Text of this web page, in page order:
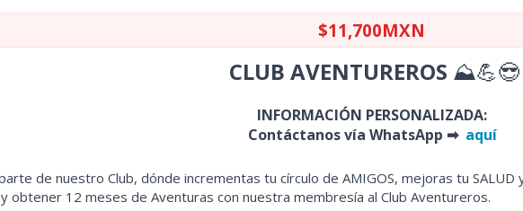
$11,700MXN
CLUB AVENTUREROS ⛰💪😎
INFORMACIÓN PERSONALIZADA:
Contáctanos vía WhatsApp ➡ aquí
de nuestro Club, dónde incrementas tu círculo de AMIGOS, mejoras tu
obtener 12 meses de Aventuras con nuestra membresía al Club Aventureros.